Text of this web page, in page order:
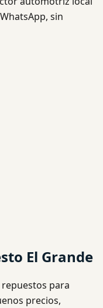
sin
El Grande
para
precios,